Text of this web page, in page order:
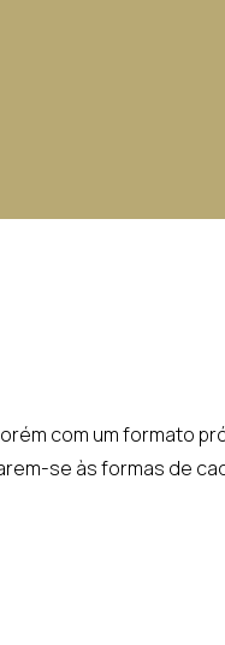
com um formato
se às formas de